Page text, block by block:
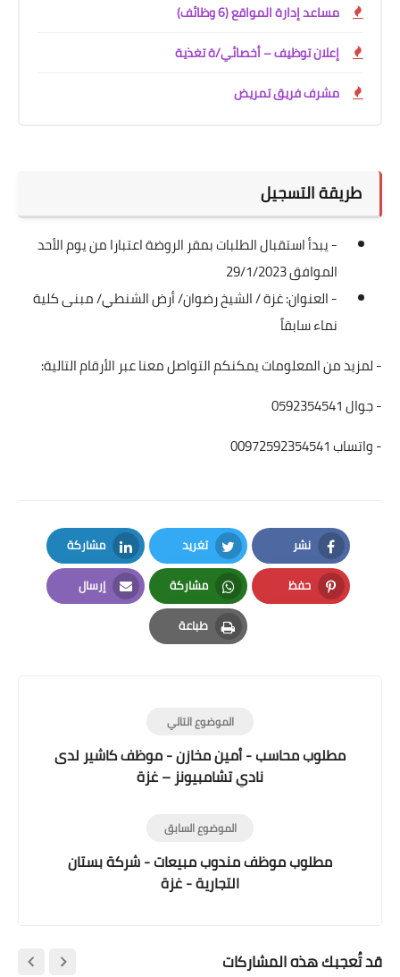
مساعد إدارة المواقع (6 وظائف)
إعلان توظيف – أخصائي/ة تغذية
مشرف فريق تمريض
طريقة التسجيل
- يبدأ استقبال الطلبات بمقر الروضة اعتبارا من يوم الأحد
الموافق 29/1/2023
- العنوان: غزة / الشيخ رضوان/ أرض الشنطي/ مبنى كلية
نماء سابقاً
- لمزيد من المعلومات يمكنكم التواصل معنا عبر الأرقام التالية:
- جوال 0592354541
- واتساب 00972592354541
نشر
Facebook
تغريد
Twitter
مشاركة
LinkedIn
حفظ
Pinterest
مشاركة
Whatsapp
إرسال
Email
طباعة
Print
الموضوع التالي
مطلوب محاسب - أمين مخازن - موظف كاشير لدى
نادي تشامبيونز – غزة
الموضوع السابق
مطلوب موظف مندوب مبيعات - شركة بستان
التجارية - غزة
قد تُعجبك هذه المشاركات